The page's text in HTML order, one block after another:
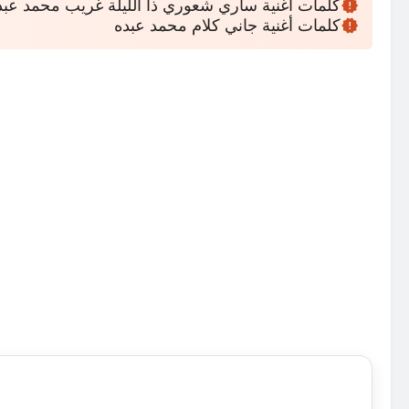
كلمات أغنية ساري شعوري ذا الليلة غريب محمد
كلمات أغنية جاني كلام محمد عبده